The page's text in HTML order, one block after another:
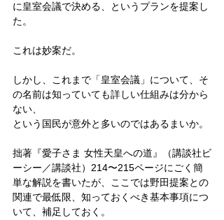
に皇室会議で決める、というプランを提案し
た。
これは妙案だ。
しかし、これまで「皇室会議」について、そ
の名前は知っていても詳しい仕組みは分から
ない、
という国民が意外と多いのではあるまいか。
拙著『愛子さま 女性天皇への道』（講談社ビ
ーシー／講談社）214〜215ページにごく簡
単な解説を書いたが、ここでは野田提案との
関連で最低限、知っておくべき基本事項につ
いて、補足しておく。